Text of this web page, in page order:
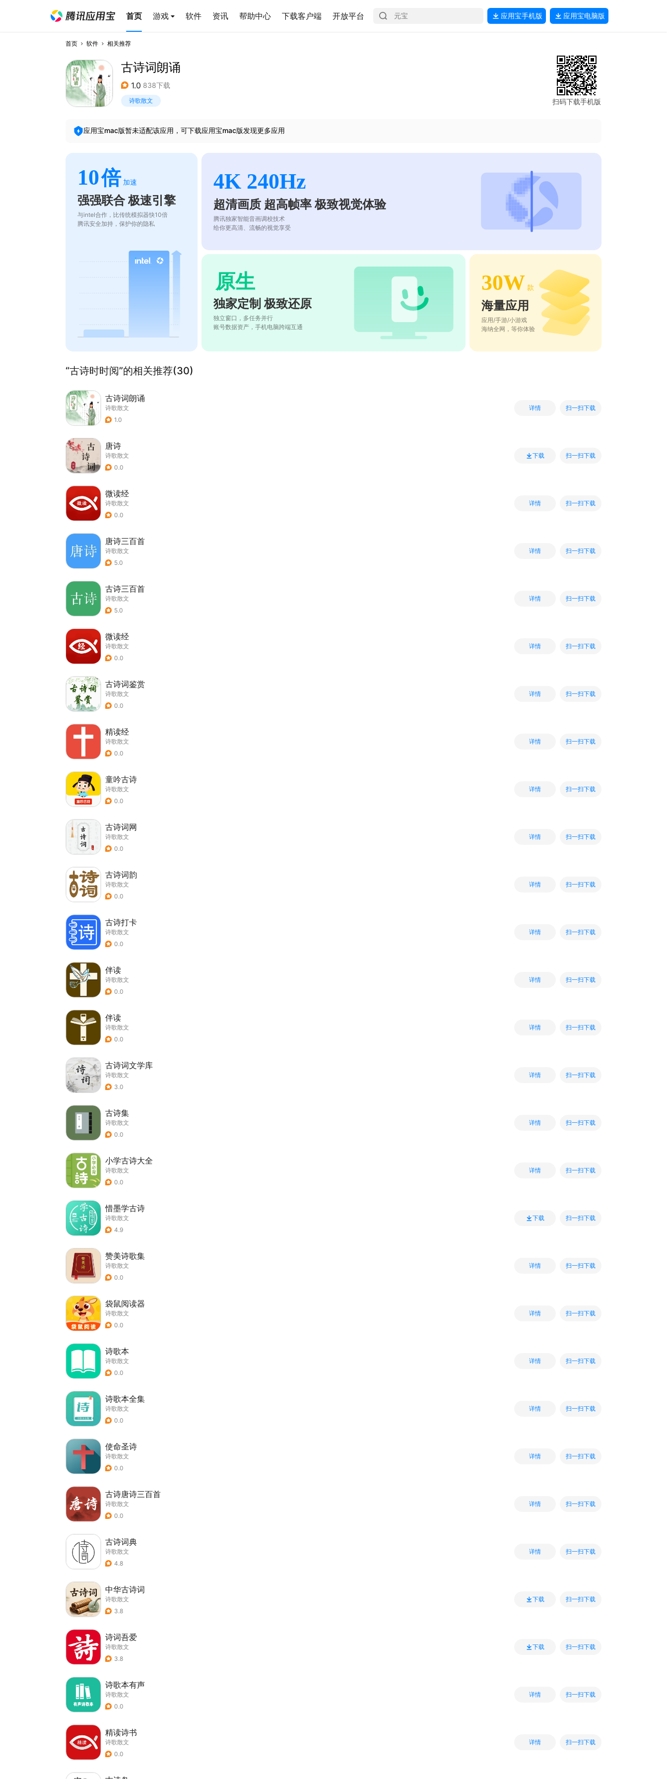
首页 游戏 软件 资讯 帮助中心 下载客户端 开放平台 应用宝手机版 应用宝电脑版
首页 软件 相关推荐
古诗词朗诵
1.0 838下载
诗歌散文 扫码下载手机版
应用宝mac版暂未适配该应用，可下载应用宝mac版发现更多应用
10倍 加速
强强联合 极速引擎
与intel合作，比传统模拟器快10倍
腾讯安全加持，保护你的隐私
4K 240Hz
超清画质 超高帧率 极致视觉体验
腾讯独家智能音画调校技术
给你更高清、流畅的视觉享受
原生
独家定制 极致还原
独立窗口，多任务并行
账号数据资产，手机电脑跨端互通
30W 款
海量应用
应用/手游/小游戏
海纳全网，等你体验
“古诗时时阅”的相关推荐(30)
古诗词朗诵
诗歌散文
1.0
详情 扫一扫下载
唐诗
诗歌散文
0.0
下载 扫一扫下载
微读经
诗歌散文
0.0
详情 扫一扫下载
唐诗三百首
诗歌散文
5.0
详情 扫一扫下载
古诗三百首
诗歌散文
5.0
详情 扫一扫下载
微读经
诗歌散文
0.0
详情 扫一扫下载
古诗词鉴赏
诗歌散文
0.0
详情 扫一扫下载
精读经
诗歌散文
0.0
详情 扫一扫下载
童吟古诗
诗歌散文
0.0
详情 扫一扫下载
古诗词网
诗歌散文
0.0
详情 扫一扫下载
古诗词韵
诗歌散文
0.0
详情 扫一扫下载
古诗打卡
诗歌散文
0.0
详情 扫一扫下载
伴读
诗歌散文
0.0
详情 扫一扫下载
伴读
诗歌散文
0.0
详情 扫一扫下载
古诗词文学库
诗歌散文
3.0
详情 扫一扫下载
古诗集
诗歌散文
0.0
详情 扫一扫下载
小学古诗大全
诗歌散文
0.0
详情 扫一扫下载
惜墨学古诗
诗歌散文
4.9
下载 扫一扫下载
赞美诗歌集
诗歌散文
0.0
详情 扫一扫下载
袋鼠阅读器
诗歌散文
0.0
详情 扫一扫下载
诗歌本
诗歌散文
0.0
详情 扫一扫下载
诗歌本全集
诗歌散文
0.0
详情 扫一扫下载
使命圣诗
诗歌散文
0.0
详情 扫一扫下载
古诗唐诗三百首
诗歌散文
0.0
详情 扫一扫下载
古诗词典
诗歌散文
4.8
详情 扫一扫下载
中华古诗词
诗歌散文
3.8
下载 扫一扫下载
诗词吾爱
诗歌散文
3.8
下载 扫一扫下载
诗歌本有声
诗歌散文
0.0
详情 扫一扫下载
精读诗书
诗歌散文
0.0
详情 扫一扫下载